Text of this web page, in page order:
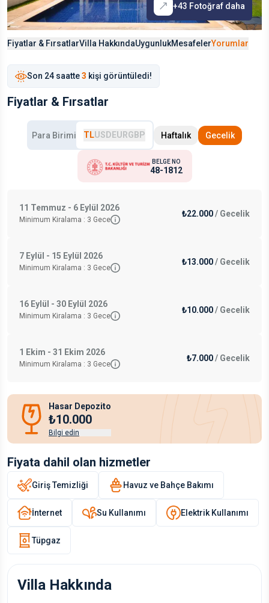
+43 Fotoğraf daha
Fiyatlar & FırsatlarVilla HakkındaUygunlukMesafelerYorumlar
Son 24 saatte3 kişi görüntüledi!
Fiyatlar & Fırsatlar
Para Birimi TLUSD EURGBP Haftalık Gecelik
BELGE NO
48-1812
11 Temmuz - 6 Eylül 2026
Minimum Kiralama : 3 Gece
₺22.000/ Gecelik
7 Eylül - 15 Eylül 2026
Minimum Kiralama : 3 Gece
₺13.000/ Gecelik
16 Eylül - 30 Eylül 2026
Minimum Kiralama : 3 Gece
₺10.000/ Gecelik
1 Ekim - 31 Ekim 2026
Minimum Kiralama : 3 Gece
₺7.000/ Gecelik
Hasar Depozito
₺10.000
Bilgi edin
Fiyata dahil olan hizmetler
Giriş Temizliği Havuz ve Bahçe Bakımı
İnternet Su Kullanımı Elektrik Kullanımı
Tüpgaz
Villa Hakkında